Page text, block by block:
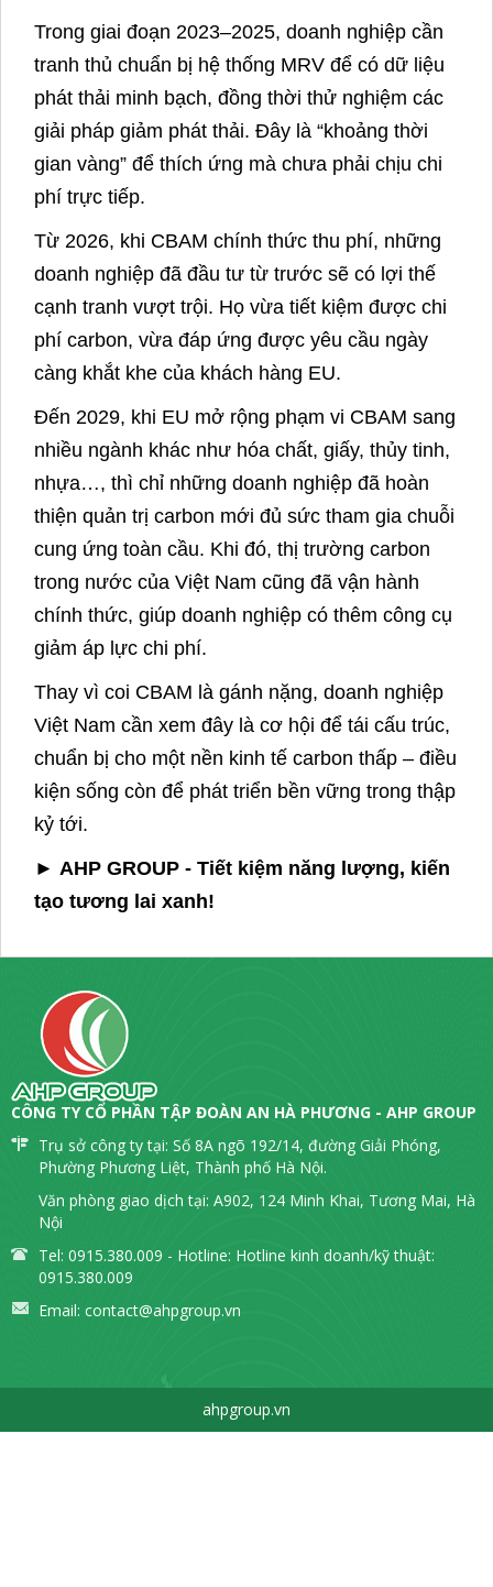
Trong giai đoạn 2023–2025, doanh nghiệp cần
tranh thủ chuẩn bị hệ thống MRV để có dữ liệu
phát thải minh bạch, đồng thời thử nghiệm các
giải pháp giảm phát thải. Đây là “khoảng thời
gian vàng” để thích ứng mà chưa phải chịu chi
phí trực tiếp.
Từ 2026, khi CBAM chính thức thu phí, những
doanh nghiệp đã đầu tư từ trước sẽ có lợi thế
cạnh tranh vượt trội. Họ vừa tiết kiệm được chi
phí carbon, vừa đáp ứng được yêu cầu ngày
càng khắt khe của khách hàng EU.
Đến 2029, khi EU mở rộng phạm vi CBAM sang
nhiều ngành khác như hóa chất, giấy, thủy tinh,
nhựa…, thì chỉ những doanh nghiệp đã hoàn
thiện quản trị carbon mới đủ sức tham gia chuỗi
cung ứng toàn cầu. Khi đó, thị trường carbon
trong nước của Việt Nam cũng đã vận hành
chính thức, giúp doanh nghiệp có thêm công cụ
giảm áp lực chi phí.
Thay vì coi CBAM là gánh nặng, doanh nghiệp
Việt Nam cần xem đây là cơ hội để tái cấu trúc,
chuẩn bị cho một nền kinh tế carbon thấp – điều
kiện sống còn để phát triển bền vững trong thập
kỷ tới.
► AHP GROUP - Tiết kiệm năng lượng, kiến
tạo tương lai xanh!
CÔNG TY CỔ PHẦN TẬP ĐOÀN AN HÀ PHƯƠNG - AHP GROUP
Trụ sở công ty tại: Số 8A ngõ 192/14, đường Giải Phóng,
Phường Phương Liệt, Thành phố Hà Nội.
Văn phòng giao dịch tại: A902, 124 Minh Khai, Tương Mai, Hà
Nội
Tel: 0915.380.009 - Hotline: Hotline kinh doanh/kỹ thuật:
0915.380.009
Email: contact@ahpgroup.vn
ahpgroup.vn